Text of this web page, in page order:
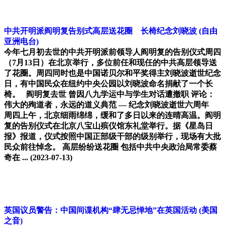
中共开明派阎明复告别式高层送花圈 长椅纪念刘晓波 (自由
亚洲电台)
今年七月初去世的中共开明派前领导人阎明复的告别仪式周四
（7月13日）在北京举行，多位前任和现任的中共高层领导送
了花圈。周四同时也是中国诺贝尔和平奖得主刘晓波逝世纪念
日，有中国民众在纽约中央公园以刘晓波命名捐献了一个长
椅。 阎明复去世 曾因八九学运中与学生对话遭撤职 评论：
伟大的殉道者，永远的道义典范 — 纪念刘晓波逝世六周年
周四上午，北京细雨绵绵，缓和了多日以来的连晴高温。阎明
复的告别仪式在北京八宝山殡仪馆东礼堂举行。据《星岛日
报》报道，仪式按照中国正部级干部的级别举行，现场有大批
民众前往悼念。 高层纷纷送花圈 包括中共中央政治局常委蔡
奇在 ... (2023-07-13)
英国议员警告：中国间谍机构“肆无忌惮地”在英国活动 (美国
之音)